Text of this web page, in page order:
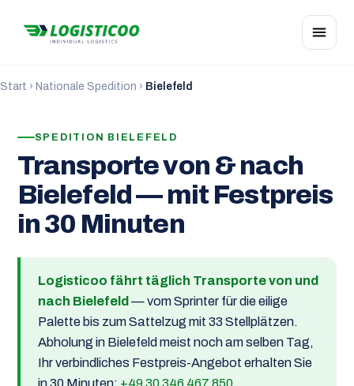
Start › Nationale Spedition › Bielefeld
SPEDITION BIELEFELD
Transporte von & nach
Bielefeld — mit Festpreis
in 30 Minuten
Logisticoo fährt täglich Transporte von und
nach Bielefeld — vom Sprinter für die eilige
Palette bis zum Sattelzug mit 33 Stellplätzen.
Abholung in Bielefeld meist noch am selben Tag,
Ihr verbindliches Festpreis-Angebot erhalten Sie